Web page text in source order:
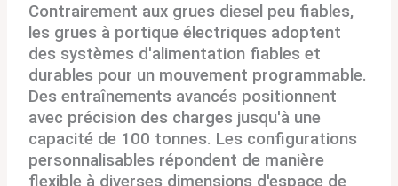
Contrairement aux grues diesel peu fiables,
les grues à portique électriques adoptent
des systèmes d'alimentation fiables et
durables pour un mouvement programmable.
Des entraînements avancés positionnent
avec précision des charges jusqu'à une
capacité de 100 tonnes. Les configurations
personnalisables répondent de manière
flexible à diverses dimensions d'espace de